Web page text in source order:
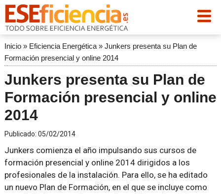
Inicio» Eficiencia Energética» Junkers presenta su Plan de
Formación presencial y online 2014
Junkers presenta su Plan de
Formación presencial y online
2014
Publicado: 05/02/2014
Junkers comienza el año impulsando sus cursos de
formación presencial y online 2014 dirigidos a los
profesionales de la instalación. Para ello, se ha editado
un nuevo Plan de Formación, en el que se incluye como